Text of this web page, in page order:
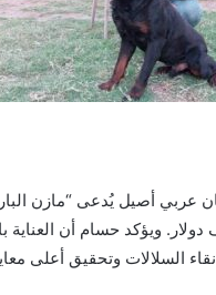
عربي أصيل يُدعى “مازن
قياسية، وقد تجاوزت قيمته السوقية 20 ألف
السلالات وتحقيق أعلى